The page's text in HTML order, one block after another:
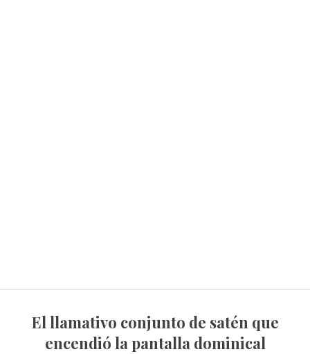
El llamativo conjunto de satén que
encendió la pantalla dominical